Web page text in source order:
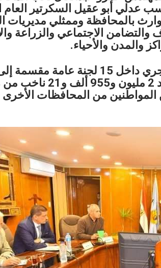
عدلي أبو عقيل السكرتير
بالمحافظة وممثلي مديريات
والتضامن الاجتماعي والزراعة
والمدن والأحياء.
مركز انتخابي و451 لجنة فرعية لاستقبال
لتمكين المواطنين من المحافظات